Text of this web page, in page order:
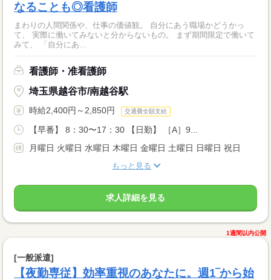
なることも◎看護師
まわりの人間関係や、仕事の価値観。 自分にあう職場かどうかっ
て、 実際に働いてみないと分からないもの。 まず期間限定で働いて
みて、 「自分にあ...
看護師・准看護師
埼玉県越谷市/南越谷駅
時給2,400円～2,850円 交通費全額支給
【早番】 8：30〜17：30 【日勤】 ［A］9...
月曜日 火曜日 水曜日 木曜日 金曜日 土曜日 日曜日 祝日
もっと見る
求人詳細を見る
1週間以内公開
[一般派遣]
【夜勤専従】効率重視のあなたに。週1‾から始